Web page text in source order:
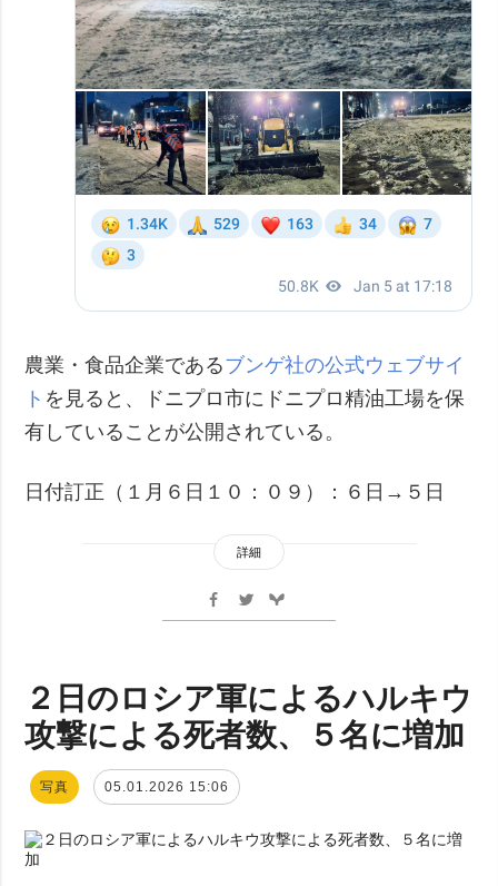
農業・食品企業であるブンゲ社の公式ウェブサイ
ト を見ると、ドニプロ市にドニプロ精油工場を保
有していることが公開されている。
日付訂正（１月６日１０：０９）：６日→５日
詳細
２日のロシア軍によるハルキウ
攻撃による死者数、５名に増加
写真 05.01.2026 15:06